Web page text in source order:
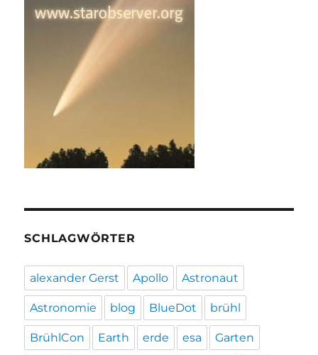
SCHLAGWÖRTER
alexander Gerst Apollo Astronaut
Astronomie blog BlueDot brühl
BrühlCon Earth erde esa Garten